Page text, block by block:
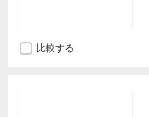
比較する